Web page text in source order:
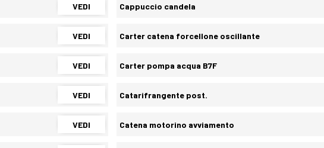
VEDI Cappuccio candela
VEDI Carter catena forcellone oscillante
VEDI Carter pompa acqua B7F
VEDI Catarifrangente post.
VEDI Catena motorino avviamento